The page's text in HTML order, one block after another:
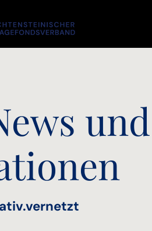
und